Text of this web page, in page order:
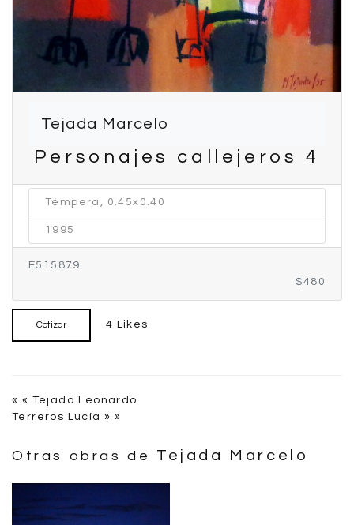
Tejada Marcelo
Personajes callejeros 4
Témpera, 0.45x0.40
1995
E515879
$480
Cotizar 4 Likes
« « Tejada Leonardo
Terreros Lucía » »
Otras obras de Tejada Marcelo